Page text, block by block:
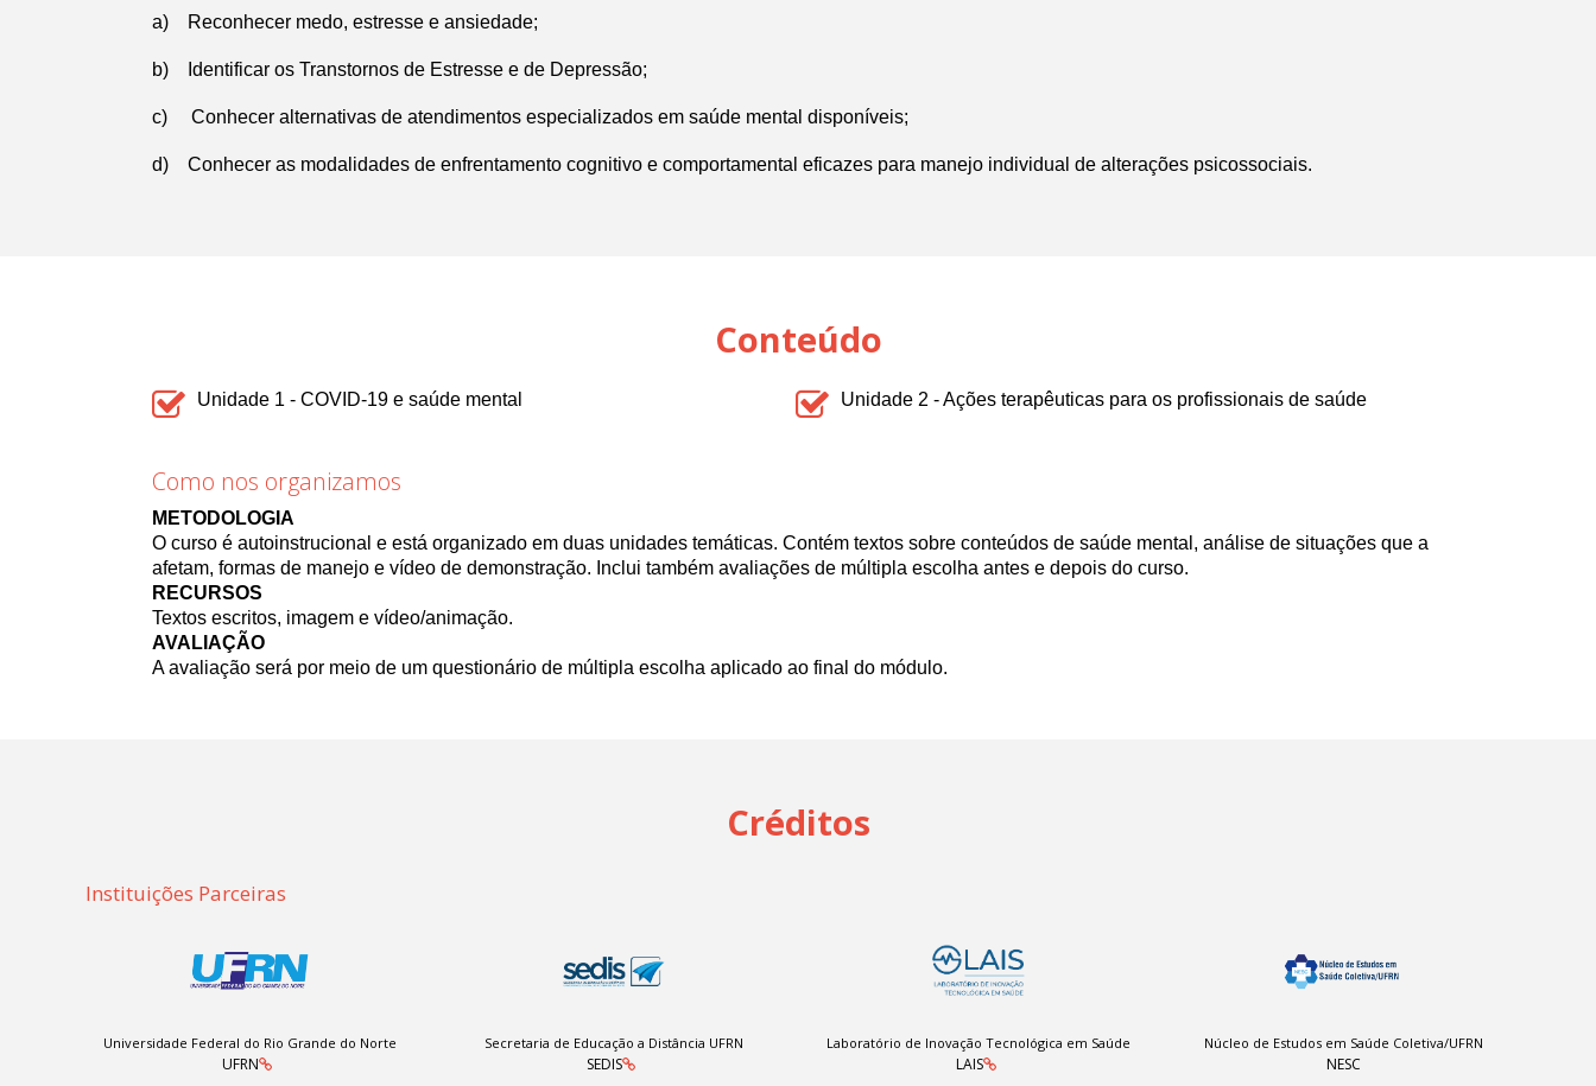
a) Reconhecer medo, estresse e ansiedade;
b) Identificar os Transtornos de Estresse e de Depressão;
c) Conhecer alternativas de atendimentos especializados em saúde mental disponíveis;
d) Conhecer as modalidades de enfrentamento cognitivo e comportamental eficazes para manejo individual de alterações psicossociais.
Conteúdo
Unidade 1 - COVID-19 e saúde mental Unidade 2 - Ações terapêuticas para os profissionais de saúde
Como nos organizamos
METODOLOGIA
O curso é autoinstrucional e está organizado em duas unidades temáticas. Contém textos sobre conteúdos de saúde mental, análise de situações que a
afetam, formas de manejo e vídeo de demonstração. Inclui também avaliações de múltipla escolha antes e depois do curso.
RECURSOS
Textos escritos, imagem e vídeo/animação.
AVALIAÇÃO
A avaliação será por meio de um questionário de múltipla escolha aplicado ao final do módulo.
Créditos
Instituições Parceiras
Universidade Federal do Rio Grande do Norte
UFRN
Secretaria de Educação a Distância UFRN
SEDIS
Laboratório de Inovação Tecnológica em Saúde
LAIS
Núcleo de Estudos em Saúde Coletiva/UFRN
NESC